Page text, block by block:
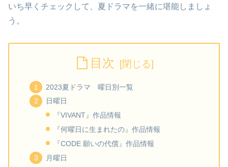
いち早くチェックして、夏ドラマを一緒に堪能しましょ
う。
目次
2023夏ドラマ 曜日別一覧
日曜日
『VIVANT』作品情報
『何曜日に生まれたの』作品情報
『CODE 願いの代償』作品情報
月曜日